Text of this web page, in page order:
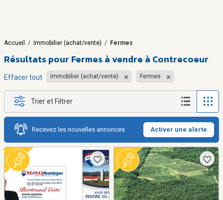
Accueil / Immobilier (achat/vente) / Fermes
Résultats pour Fermes à vendre à Contrecoeur
Effacer tout Immobilier (achat/vente) Fermes
Trier et Filtrer
Recevez les nouvelles annonces Activer une alerte